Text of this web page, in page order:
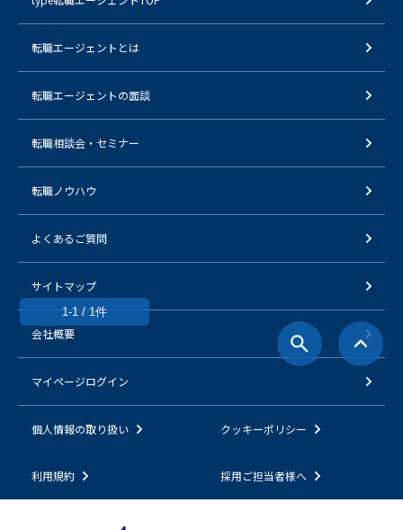
1-1 / 1件
転職エージェントとは
転職エージェントの面談
転職相談会・セミナー
転職ノウハウ
よくあるご質問
サイトマップ
会社概要
マイページログイン
個人情報の取り扱い クッキーポリシー
利用規約 採用ご担当者様へ